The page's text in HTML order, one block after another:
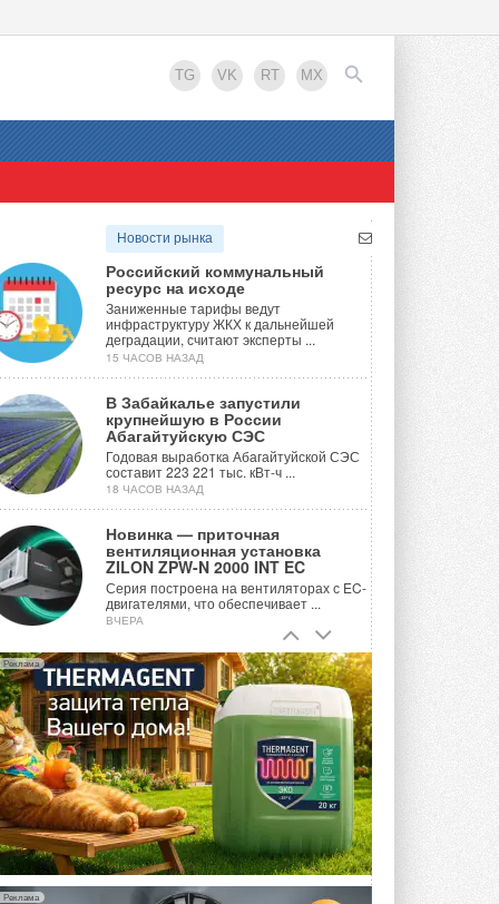
TG VK RT MX
EN
Новости рынка
Российский коммунальный
ресурс на исходе
Заниженные тарифы ведут
инфраструктуру ЖКХ к дальнейшей
деградации, считают эксперты ...
15 ЧАСОВ НАЗАД
В Забайкалье запустили
крупнейшую в России
Абагайтуйскую СЭС
Годовая выработка Абагайтуйской СЭС
составит 223 221 тыс. кВт-ч ...
18 ЧАСОВ НАЗАД
Новинка — приточная
вентиляционная установка
ZILON ZPW-N 2000 INT EC
Серия построена на вентиляторах с EC-
двигателями, что обеспечивает ...
ВЧЕРА
Учёные ЮУрГУ создали
каскадную установку,
объединяющую солнечную и
геотермальную энергию
Природосберегающие технологии ...
ВЧЕРА
Для Арктики создали
технологию защиты
ветрогенераторов от аварий
Разработка учитывает влияние
мерзлоты, обледенения и снеговых ...
ВЧЕРА
Реклама
Реклама